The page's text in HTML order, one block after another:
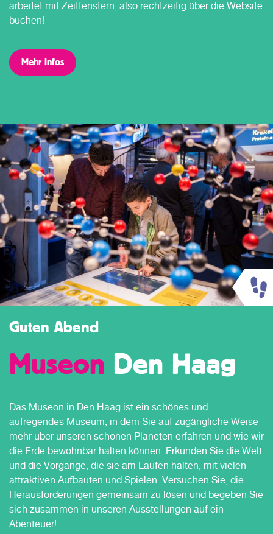
arbeitet mit Zeitfenstern, also rechtzeitig über die Website
buchen!
Mehr Infos
Guten Abend
Museon Den Haag
Das Museon in Den Haag ist ein schönes und
aufregendes Museum, in dem Sie auf zugängliche Weise
mehr über unseren schönen Planeten erfahren und wie wir
die Erde bewohnbar halten können. Erkunden Sie die Welt
und die Vorgänge, die sie am Laufen halten, mit vielen
attraktiven Aufbauten und Spielen. Versuchen Sie, die
Herausforderungen gemeinsam zu lösen und begeben Sie
sich zusammen in unseren Ausstellungen auf ein
Abenteuer!